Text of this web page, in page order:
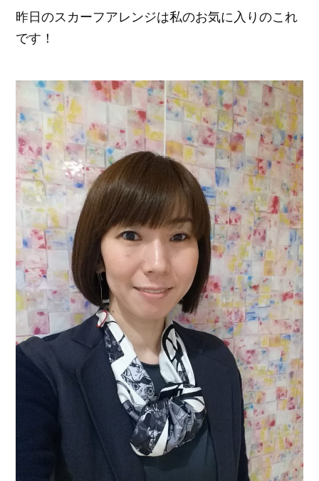
昨日のスカーフアレンジは私のお気に入りのこれ
です！